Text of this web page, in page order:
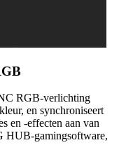
RGB-verlichting
en synchroniseert
en -effecten aan van
HUB-gamingsoftware,